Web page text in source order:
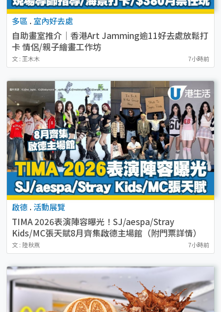
多區 . 室內好去處
自助畫室推介｜香港Art Jamming逾11好去處放鬆打
卡 情侶/親子繪畫工作坊
文 : 王木木 7小時前
啟德 . 活動展覽
TIMA 2026表演陣容曝光！SJ/aespa/Stray
Kids/MC張天賦8月齊集啟德主場館（附門票詳情）
文 : 陸秋燕 7小時前